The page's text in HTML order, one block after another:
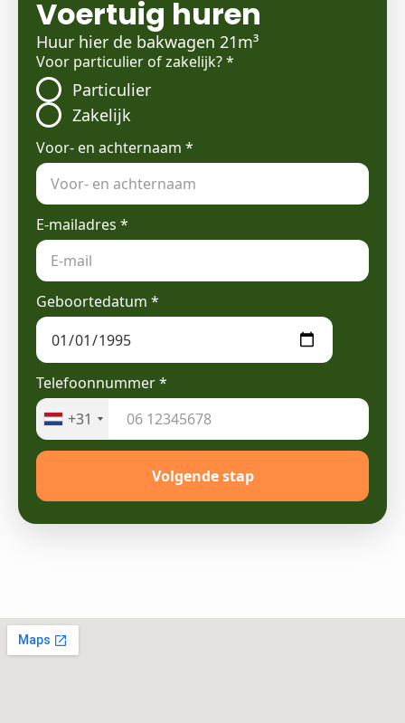
Voertuig huren
Huur hier de bakwagen 21m³
Voor particulier of zakelijk?*
Particulier
Zakelijk
Voor- en achternaam *
E-mailadres *
Geboortedatum *
Telefoonnummer*
+31
Volgende stap